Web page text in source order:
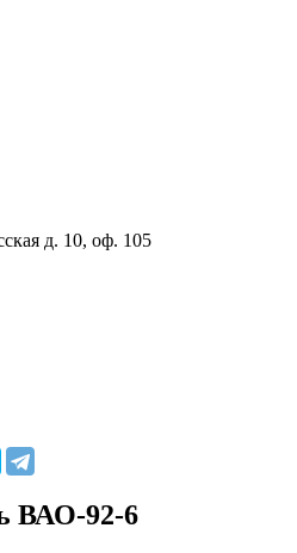
д. 10, оф. 105
ВАО-92-6